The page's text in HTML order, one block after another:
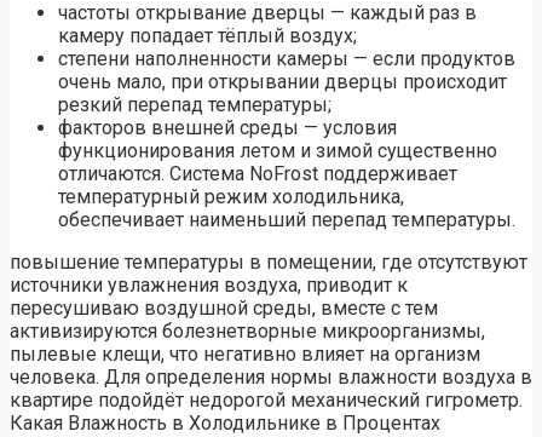
частоты открывание дверцы — каждый раз в
камеру попадает тёплый воздух;
степени наполненности камеры — если продуктов
очень мало, при открывании дверцы происходит
резкий перепад температуры;
факторов внешней среды — условия
функционирования летом и зимой существенно
отличаются. Система NoFrost поддерживает
температурный режим холодильника,
обеспечивает наименьший перепад температуры.
повышение температуры в помещении, где отсутствуют
источники увлажнения воздуха, приводит к
пересушиваю воздушной среды, вместе с тем
активизируются болезнетворные микроорганизмы,
пылевые клещи, что негативно влияет на организм
человека. Для определения нормы влажности воздуха в
квартире подойдёт недорогой механический гигрометр.
Какая Влажность в Холодильнике в Процентах